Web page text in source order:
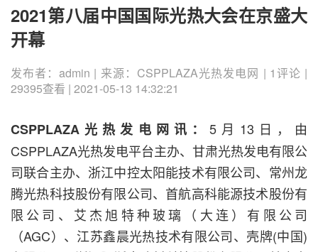
2021第八届中国国际光热大会在京盛大
开幕
发布者：admin | 来源：​CSPPLAZA光热发电网 | 1评论 |
29395查看 | 2021-05-13 14:32:21
CSPPLAZA光热发电网讯：5月13日，由
CSPPLAZA光热发电平台主办、甘肃光热发电有限公
司联合主办、浙江中控太阳能技术有限公司、常州龙
腾光热科技股份有限公司、首航高科能源技术股份有
限公司、艾杰旭特种玻璃（大连）有限公司
（AGC）、江苏鑫晨光热技术有限公司、壳牌(中国)